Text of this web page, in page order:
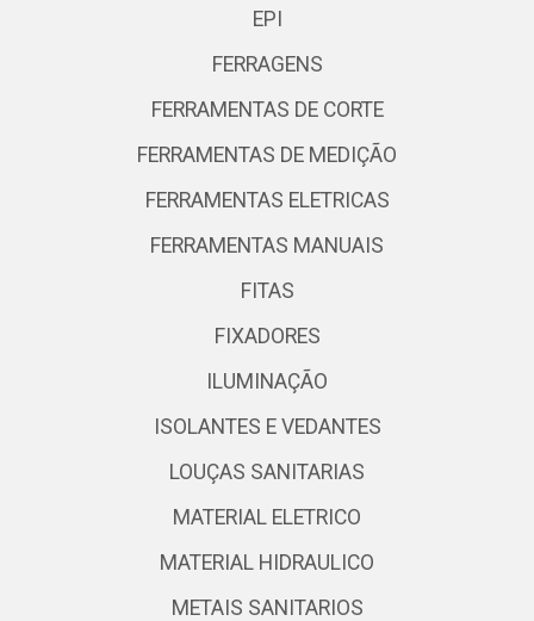
EPI
FERRAGENS
FERRAMENTAS DE CORTE
FERRAMENTAS DE MEDIÇÃO
FERRAMENTAS ELETRICAS
FERRAMENTAS MANUAIS
FITAS
FIXADORES
ILUMINAÇÃO
ISOLANTES E VEDANTES
LOUÇAS SANITARIAS
MATERIAL ELETRICO
MATERIAL HIDRAULICO
METAIS SANITARIOS